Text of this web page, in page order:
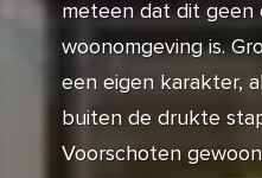
meteen dat dit geen
woonomgeving is.
een eigen karakter,
buiten de drukte
Voorschoten